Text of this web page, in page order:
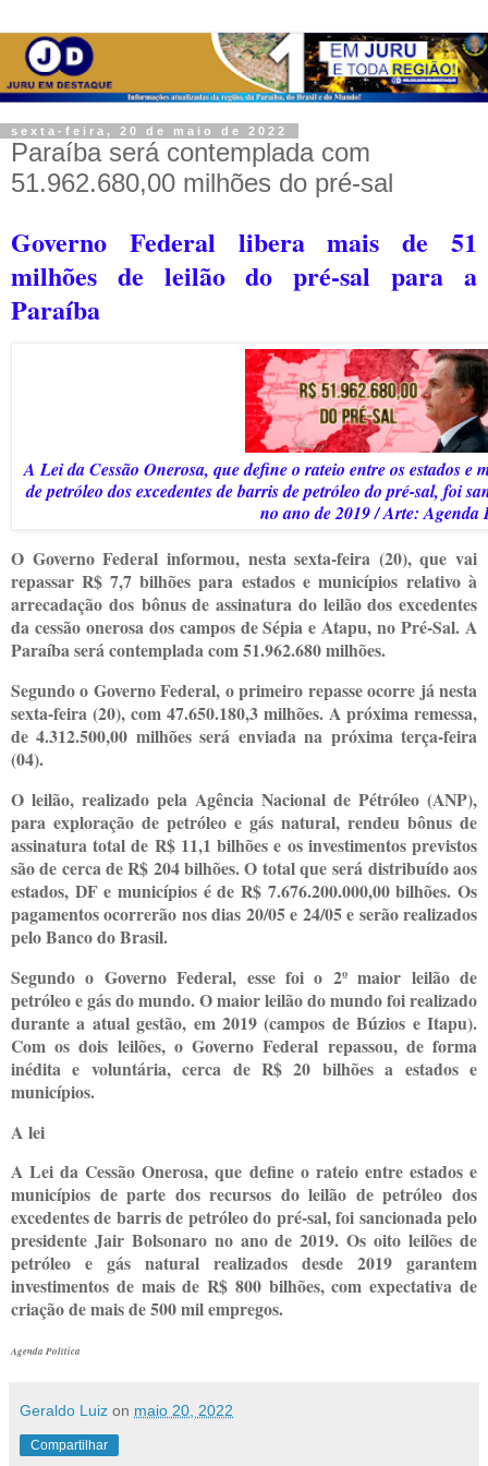
sexta-feira, 20 de maio de 2022
Paraíba será contemplada com
51.962.680,00 milhões do pré-sal
Governo Federal libera mais de 51
milhões de leilão do pré-sal para a
Paraíba
A Lei da Cessão Onerosa, que define o rateio entre os estados e
de petróleo dos excedentes de barris de petróleo do pré-sal, foi
no ano de 2019 / Arte: Agenda
O Governo Federal informou, nesta sexta-feira (20), que vai
repassar R$ 7,7 bilhões para estados e municípios relativo à
arrecadação dos bônus de assinatura do leilão dos excedentes
da cessão onerosa dos campos de Sépia e Atapu, no Pré-Sal. A
Paraíba será contemplada com 51.962.680 milhões.
Segundo o Governo Federal, o primeiro repasse ocorre já nesta
sexta-feira (20), com 47.650.180,3 milhões. A próxima remessa,
de 4.312.500,00 milhões será enviada na próxima terça-feira
(04).
O leilão, realizado pela Agência Nacional de Pétróleo (ANP),
para exploração de petróleo e gás natural, rendeu bônus de
assinatura total de R$ 11,1 bilhões e os investimentos previstos
são de cerca de R$ 204 bilhões. O total que será distribuído aos
estados, DF e municípios é de R$ 7.676.200.000,00 bilhões. Os
pagamentos ocorrerão nos dias 20/05 e 24/05 e serão realizados
pelo Banco do Brasil.
Segundo o Governo Federal, esse foi o 2º maior leilão de
petróleo e gás do mundo. O maior leilão do mundo foi realizado
durante a atual gestão, em 2019 (campos de Búzios e Itapu).
Com os dois leilões, o Governo Federal repassou, de forma
inédita e voluntária, cerca de R$ 20 bilhões a estados e
municípios.
A lei
A Lei da Cessão Onerosa, que define o rateio entre estados e
municípios de parte dos recursos do leilão de petróleo dos
excedentes de barris de petróleo do pré-sal, foi sancionada pelo
presidente Jair Bolsonaro no ano de 2019. Os oito leilões de
petróleo e gás natural realizados desde 2019 garantem
investimentos de mais de R$ 800 bilhões, com expectativa de
criação de mais de 500 mil empregos.
Agenda Política
Geraldo Luiz on maio 20, 2022
Compartilhar